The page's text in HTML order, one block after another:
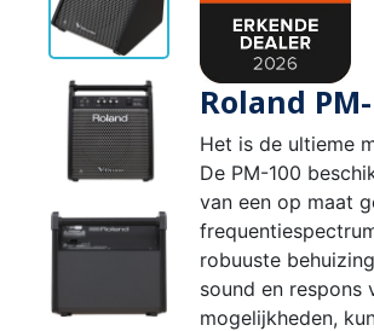
Roland
Het is de ultieme
De PM-100
van een op maat
robuuste
sound en respons
mogelijkheden,